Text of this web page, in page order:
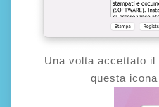
Una volta accettato
questa